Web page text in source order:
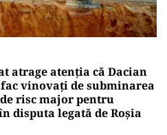
atrage atenția că Dacian
fac vinovați de subminarea
risc major pentru
legată de Roșia